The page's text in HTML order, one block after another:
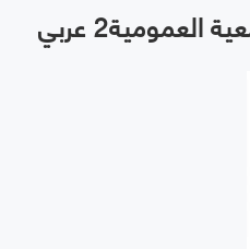
العمومية2 عربي